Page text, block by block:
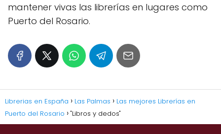
mantener vivas las librerías en lugares como
Puerto del Rosario.
Librerias en España Las Palmas
Las mejores Librerías en
Puerto del Rosario
"Libros y dedos"